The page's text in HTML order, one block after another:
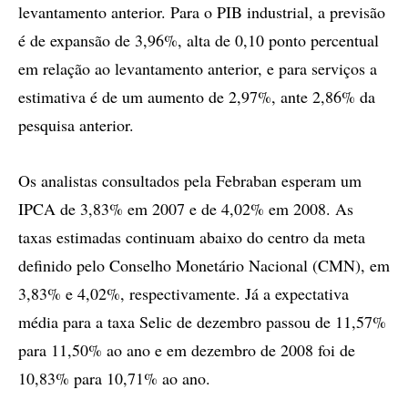
levantamento anterior. Para o PIB industrial, a previsão
é de expansão de 3,96%, alta de 0,10 ponto percentual
em relação ao levantamento anterior, e para serviços a
estimativa é de um aumento de 2,97%, ante 2,86% da
pesquisa anterior.
Os analistas consultados pela Febraban esperam um
IPCA de 3,83% em 2007 e de 4,02% em 2008. As
taxas estimadas continuam abaixo do centro da meta
definido pelo Conselho Monetário Nacional (CMN), em
3,83% e 4,02%, respectivamente. Já a expectativa
média para a taxa Selic de dezembro passou de 11,57%
para 11,50% ao ano e em dezembro de 2008 foi de
10,83% para 10,71% ao ano.